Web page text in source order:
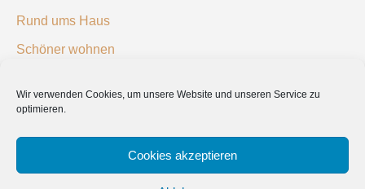
Wir verwenden Cookies, um unsere Website und unseren Service zu
optimieren.
Cookies akzeptieren
Rund ums Haus
Schöner wohnen